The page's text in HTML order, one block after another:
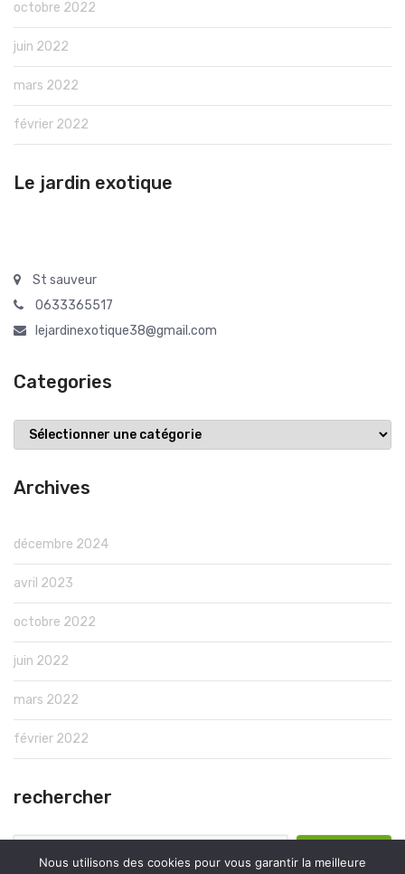
octobre 2022
juin 2022
mars 2022
février 2022
Le jardin exotique
St sauveur
0633365517
lejardinexotique38@gmail.com
Categories
Categories
Archives
décembre 2024
avril 2023
octobre 2022
juin 2022
mars 2022
février 2022
rechercher
Rechercher :
Nous utilisons des cookies pour vous garantir la meilleure